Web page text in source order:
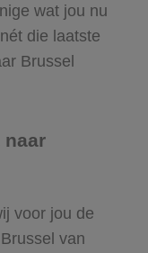
wat jou nu
die laatste
Brussel
voor jou de
van